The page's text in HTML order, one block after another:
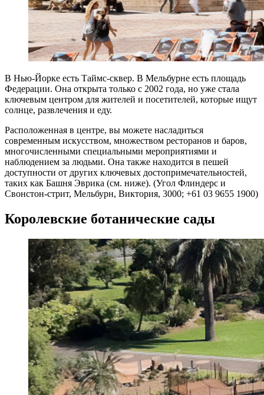
В Нью-Йорке есть Таймс-сквер. В Мельбурне есть площадь
Федерации. Она открыта только с 2002 года, но уже стала
ключевым центром для жителей и посетителей, которые ищут
солнце, развлечения и еду.
Расположенная в центре, вы можете насладиться
современным искусством, множеством ресторанов и баров,
многочисленными специальными мероприятиями и
наблюдением за людьми. Она также находится в пешей
доступности от других ключевых достопримечательностей,
таких как Башня Эврика (см. ниже). (Угол Флиндерс и
Свонстон-стрит, Мельбурн, Виктория, 3000; +61 03 9655 1900)
Королевские ботанические сады